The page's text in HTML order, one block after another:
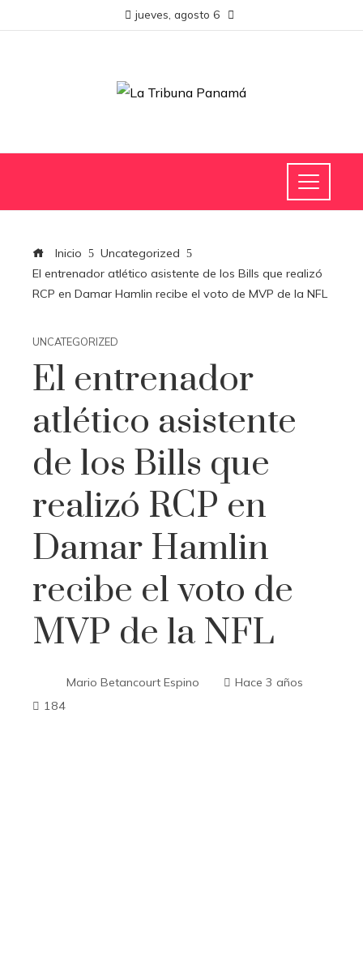
jueves, agosto 6
Inicio
Uncategorized
El entrenador atlético asistente de los Bills que realizó
RCP en Damar Hamlin recibe el voto de MVP de la NFL
UNCATEGORIZED
El entrenador
atlético asistente
de los Bills que
realizó RCP en
Damar Hamlin
recibe el voto de
MVP de la NFL
Mario Betancourt Espino
Hace 3 años
184